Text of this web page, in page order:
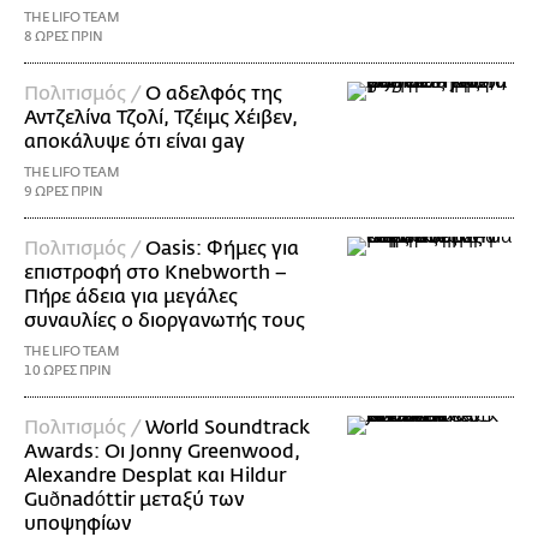
THE LIFO TEAM
8 ΩΡΕΣ ΠΡΙΝ
Πολιτισμός / Ο αδελφός της
Αντζελίνα Τζολί, Τζέιμς Χέιβεν,
αποκάλυψε ότι είναι gay
THE LIFO TEAM
9 ΩΡΕΣ ΠΡΙΝ
Πολιτισμός / Oasis: Φήμες για
επιστροφή στο Knebworth –
Πήρε άδεια για μεγάλες
συναυλίες ο διοργανωτής τους
THE LIFO TEAM
10 ΩΡΕΣ ΠΡΙΝ
Πολιτισμός / World Soundtrack
Awards: Οι Jonny Greenwood,
Alexandre Desplat και Hildur
Guðnadóttir μεταξύ των
υποψηφίων